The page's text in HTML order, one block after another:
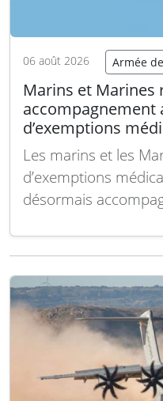
06 août 2026 Armée
Marins et Marines
accompagnement
d’exemptions
Les marins et les
d’exemptions
désormais
mises à jour des
Marines. Cette
annoncée dans